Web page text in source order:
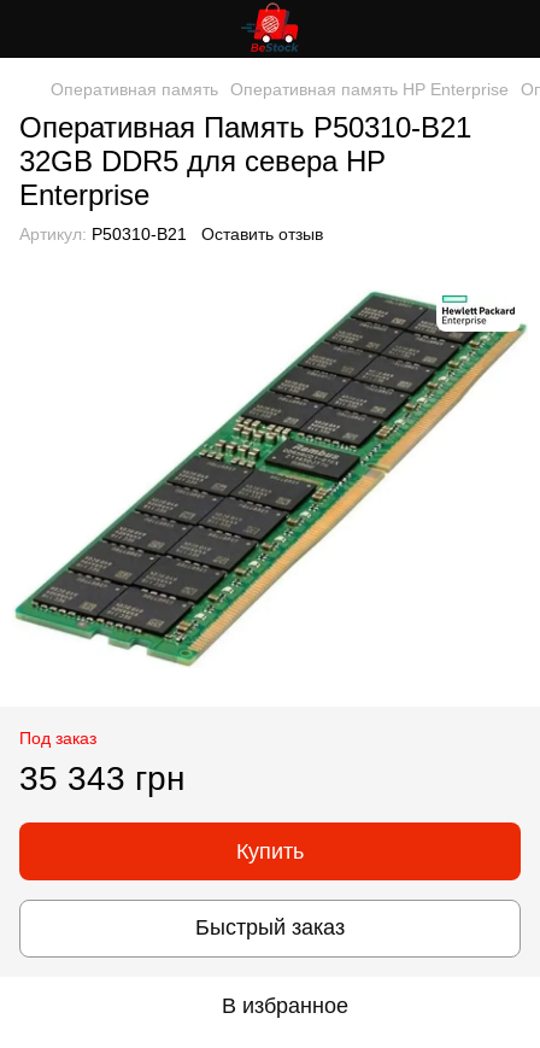
Оперативная память Оперативная память HP Enterprise
Оперативная Память P50310-B21
32GB DDR5 для севера HP
Enterprise
Артикул: P50310-B21 Оставить отзыв
Под заказ
35 343 грн
Купить
Быстрый заказ
В избранное